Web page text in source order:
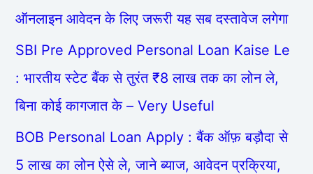
ऑनलाइन आवेदन के लिए जरूरी यह सब दस्तावेज लगेगा
SBI Pre Approved Personal Loan Kaise Le
: भारतीय स्टेट बैंक से तुरंत ₹8 लाख तक का लोन ले,
बिना कोई कागजात के – Very Useful
BOB Personal Loan Apply : बैंक ऑफ़ बड़ौदा से
5 लाख का लोन ऐसे ले, जाने ब्याज, आवेदन प्रक्रिया,